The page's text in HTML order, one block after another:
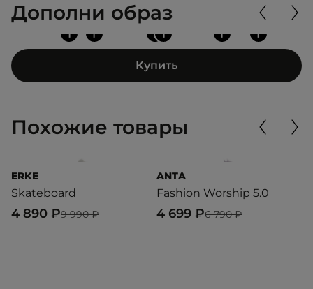
Дополни образ
+
+
+ + +
+
Купить
Похожие товары
ERKE
Skateboard
9 990 ₽
4 890 ₽
ANTA
Fashion Worship 5.0
6 790 ₽
4 699 ₽